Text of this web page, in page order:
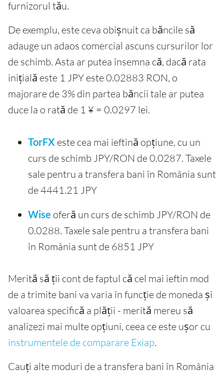
furnizorul tău.
De exemplu, este ceva obișnuit ca băncile să
adauge un adaos comercial ascuns cursurilor lor
de schimb. Asta ar putea însemna că, dacă rata
inițială este 1 JPY este 0.02883 RON, o
majorare de 3% din partea băncii tale ar putea
duce la o rată de 1 ¥ = 0.0297 lei.
TorFX este cea mai ieftină opțiune, cu un
curs de schimb JPY/RON de 0.0287. Taxele
sale pentru a transfera bani în România sunt
de 4441.21 JPY
Wise oferă un curs de schimb JPY/RON de
0.0288. Taxele sale pentru a transfera bani
în România sunt de 6851 JPY
Merită să ții cont de faptul că cel mai ieftin mod
de a trimite bani va varia în funcție de moneda și
valoarea specifică a plății - merită mereu să
analizezi mai multe opțiuni, ceea ce este ușor cu
instrumentele de comparare Exiap.
Cauți alte moduri de a transfera bani în România